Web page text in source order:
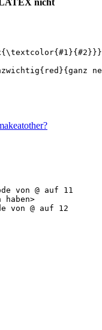
LATEX nicht
von @ auf 11
haben>
von @ auf 12